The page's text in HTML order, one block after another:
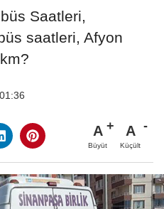
Saatleri,
saatleri, Afyon
A
Büyüt
A
Küçült